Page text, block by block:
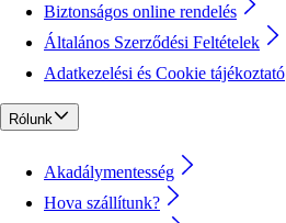
Biztonságos online rendelés
Általános Szerződési Feltételek
Adatkezelési és Cookie tájékoztató
Rólunk
Akadálymentesség
Hova szállítunk?